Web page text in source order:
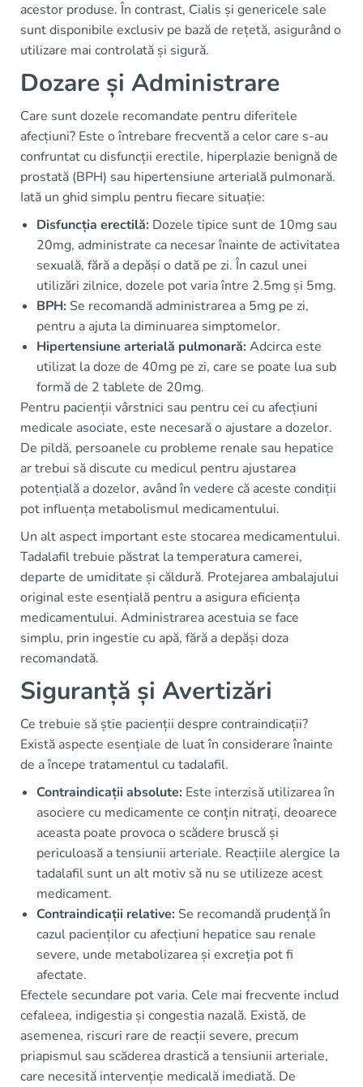
acestor produse. În contrast, Cialis și genericele sale
sunt disponibile exclusiv pe bază de rețetă, asigurând o
utilizare mai controlată și sigură.
Dozare și Administrare
Care sunt dozele recomandate pentru diferitele
afecțiuni? Este o întrebare frecventă a celor care s-au
confruntat cu disfuncții erectile, hiperplazie benignă de
prostată (BPH) sau hipertensiune arterială pulmonară.
Iată un ghid simplu pentru fiecare situație:
Disfuncția erectilă: Dozele tipice sunt de 10mg sau
20mg, administrate ca necesar înainte de activitatea
sexuală, fără a depăși o dată pe zi. În cazul unei
utilizări zilnice, dozele pot varia între 2.5mg și 5mg.
BPH: Se recomandă administrarea a 5mg pe zi,
pentru a ajuta la diminuarea simptomelor.
Hipertensiune arterială pulmonară:Adcirca este
utilizat la doze de 40mg pe zi, care se poate lua sub
formă de 2 tablete de 20mg.
Pentru pacienții vârstnici sau pentru cei cu afecțiuni
medicale asociate, este necesară o ajustare a dozelor.
De pildă, persoanele cu probleme renale sau hepatice
ar trebui să discute cu medicul pentru ajustarea
potențială a dozelor, având în vedere că aceste condiții
pot influența metabolismul medicamentului.
Un alt aspect important este stocarea medicamentului.
Tadalafil trebuie păstrat la temperatura camerei,
departe de umiditate și căldură. Protejarea ambalajului
original este esențială pentru a asigura eficiența
medicamentului. Administrarea acestuia se face
simplu, prin ingestie cu apă, fără a depăși doza
recomandată.
Siguranță și Avertizări
Ce trebuie să știe pacienții despre contraindicații?
Există aspecte esențiale de luat în considerare înainte
de a începe tratamentul cu tadalafil.
Contraindicații absolute: Este interzisă utilizarea în
asociere cu medicamente ce conțin nitrați, deoarece
aceasta poate provoca o scădere bruscă și
periculoasă a tensiunii arteriale. Reacțiile alergice la
tadalafil sunt un alt motiv să nu se utilizeze acest
medicament.
Contraindicații relative: Se recomandă prudență în
cazul pacienților cu afecțiuni hepatice sau renale
severe, unde metabolizarea și excreția pot fi
afectate.
Efectele secundare pot varia. Cele mai frecvente includ
cefaleea, indigestia și congestia nazală. Există, de
asemenea, riscuri rare de reacții severe, precum
priapismul sau scăderea drastică a tensiunii arteriale,
care necesită intervenție medicală imediată. De